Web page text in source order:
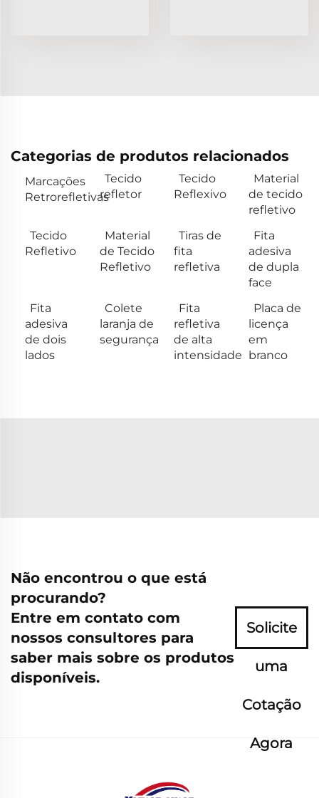
Categorias de produtos relacionados
Marcações
Retrorefletivas
Tecido
refletor
Tecido
Reflexivo
Material
de tecido
refletivo
Tecido
Refletivo
Material
de Tecido
Refletivo
Tiras de
fita
refletiva
Fita
adesiva
de dupla
face
Fita
adesiva
de dois
lados
Colete
laranja de
segurança
Fita
refletiva
de alta
intensidade
Placa de
licença
em
branco
Não encontrou o que está
procurando?
Entre em contato com
nossos consultores para
saber mais sobre os produtos
disponíveis.
Solicite
uma
Cotação
Agora